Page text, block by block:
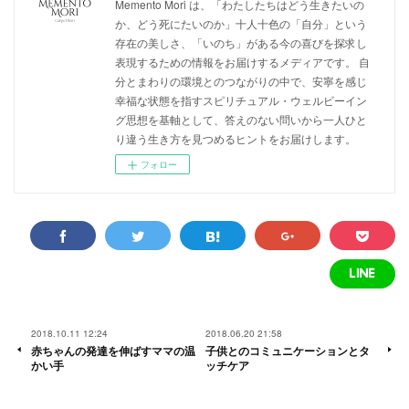
Memento Mori は、「わたしたちはどう生きたいの
か、どう死にたいのか」十人十色の「自分」という
存在の美しさ、「いのち」がある今の喜びを探求し
表現するための情報をお届けするメディアです。 自
分とまわりの環境とのつながりの中で、安寧を感じ
幸福な状態を指すスピリチュアル・ウェルビーイン
グ思想を基軸として、答えのない問いから一人ひと
り違う生き方を見つめるヒントをお届けします。
フォロー
2018.10.11 12:24
赤ちゃんの発達を伸ばすママの温
かい手
2018.06.20 21:58
子供とのコミュニケーションとタ
ッチケア